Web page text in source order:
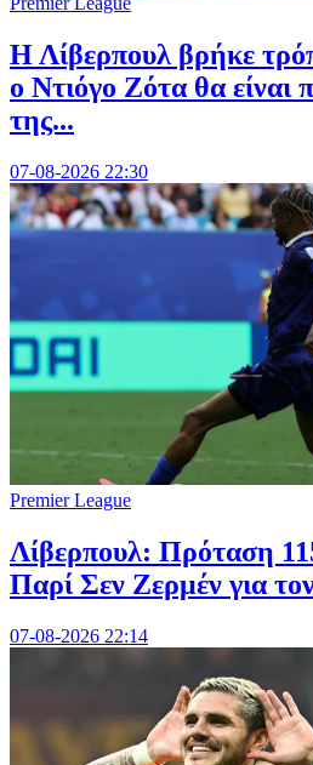
Η Λίβερπουλ βρήκε
ο Ντιόγο Ζότα θα είναι
της...
07-08-2026 22:30
Premier League
Λίβερπουλ: Πρόταση
Παρί Σεν Ζερμέν για
07-08-2026 22:14